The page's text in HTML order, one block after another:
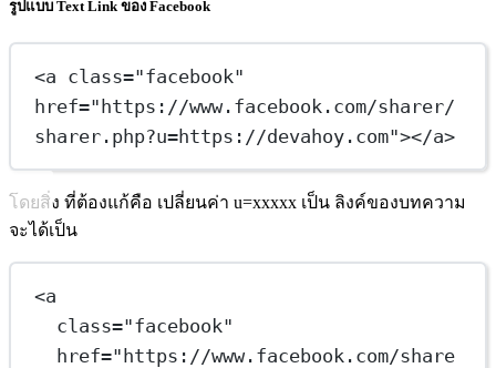
รูปแบบ Text Link ของ Facebook
<a class="facebook"
href="https://www.facebook.com/sharer/
sharer.php?u=https://devahoy.com"></a>
โดยสิ่ง ที่ต้องแก้คือ เปลี่ยนค่า u=xxxxx เป็น ลิงค์ของบทความ
จะได้เป็น
<a
class="facebook"
href="https://www.facebook.com/share